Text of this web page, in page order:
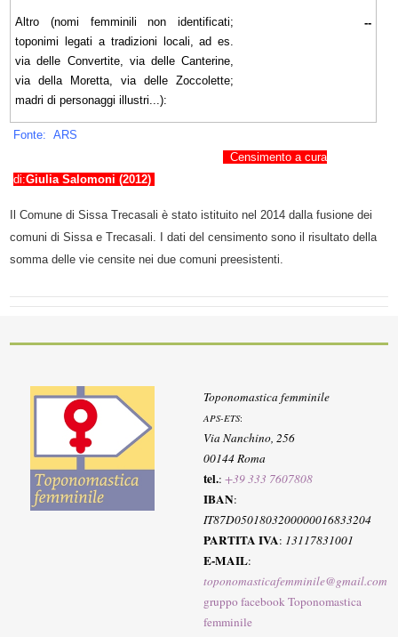
Altro (nomi femminili non identificati;
toponimi legati a tradizioni locali, ad es.
via delle Convertite, via delle Canterine,
via della Moretta, via delle Zoccolette;
madri di personaggi illustri...):
--
Fonte: ARS
Censimento a cura
di:Giulia Salomoni (2012)
Il Comune di Sissa Trecasali è stato istituito nel 2014 dalla fusione dei
comuni di Sissa e Trecasali. I dati del censimento sono il risultato della
somma delle vie censite nei due comuni preesistenti.
Toponomastica femminile
APS-ETS:
Via Nanchino, 256
00144 Roma
tel.:+39 333 7607808
IBAN:
IT87D0501803200000016833204
PARTITA IVA: 13117831001
E-MAIL:
toponomasticafemminile@gmail.com
gruppo facebook Toponomastica
femminile